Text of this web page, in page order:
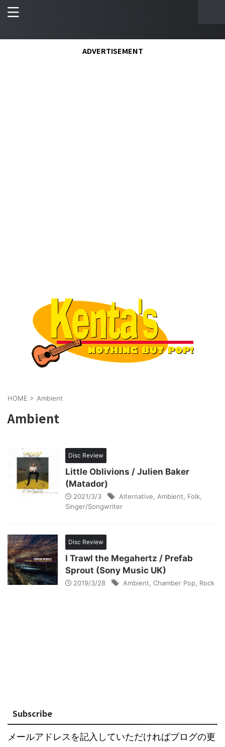
ADVERTISEMENT
HOME > Ambient
Ambient
Disc Review
Little Oblivions / Julien Baker
(Matador)
2021/3/3 Alternative Ambient Folk
Singer/Songwriter
Disc Review
I Trawl the Megahertz / Prefab
Sprout (Sony Music UK)
2019/3/28 Ambient Chamber Pop Rock
Subscribe
メールアドレスを記入していただければブログの更